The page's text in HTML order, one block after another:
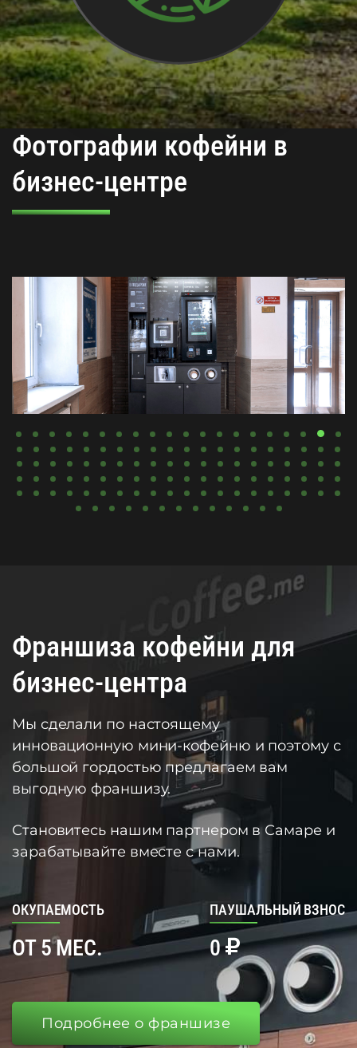
Фотографии кофейни в
бизнес-центре
Франшиза кофейни для
бизнес-центра
Мы сделали по настоящему
инновационную мини-кофейню и поэтому с
большой гордостью предлагаем вам
выгодную франшизу.
Становитесь нашим партнером в Самаре и
зарабатывайте вместе с нами.
ОКУПАЕМОСТЬ
ОТ 5 МЕС.
ПАУШАЛЬНЫЙ ВЗНОС
0
Подробнее о франшизе